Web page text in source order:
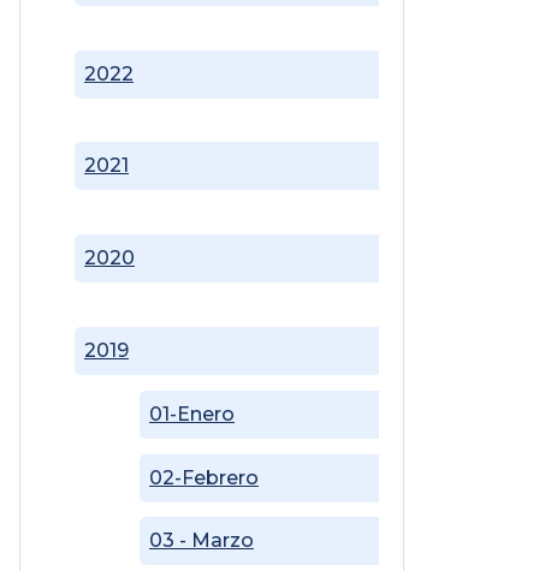
2019
01-Enero
02-Febrero
03 - Marzo
2020
2021
2022